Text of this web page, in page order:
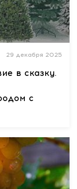
29 декабря 2025
в сказку.
с